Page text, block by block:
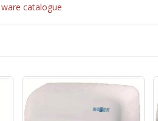
catalogue